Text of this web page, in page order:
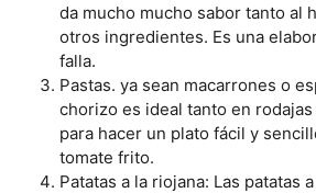
da mucho mucho sabor tanto al
otros ingredientes. Es una
falla.
Pastas. ya sean macarrones o
chorizo es ideal tanto en
para hacer un plato fácil y
tomate frito.
Patatas a la riojana: Las patatas